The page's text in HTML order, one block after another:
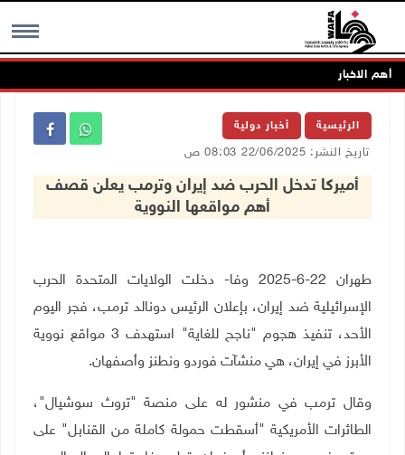
MENU أهم الاخبار
الرئيسية أخبار دولية
تاريخ النشر: 22/06/2025 08:03 ص
أميركا تدخل الحرب ضد إيران وترمب يعلن قصف
أهم مواقعها النووية
طهران 22-6-2025 وفا- دخلت الولايات المتحدة الحرب
الإسرائيلية ضد إيران، بإعلان الرئيس دونالد ترمب، فجر اليوم
الأحد، تنفيذ هجوم "ناجح للغاية" استهدف 3 مواقع نووية
الأبرز في إيران، هي منشآت فوردو ونطنز وأصفهان.
وقال ترمب في منشور له على منصة "تروث سوشيال"،
الطائرات الأمريكية "أسقطت حمولة كاملة من القنابل" على